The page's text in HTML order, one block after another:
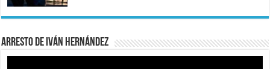
Arresto de Iván Hernández